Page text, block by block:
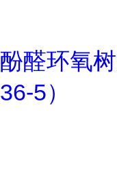
酚醛环氧
36-5）